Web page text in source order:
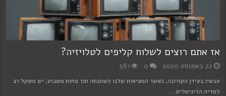
אז אתם רוצים לשלוח קליפים לטלויזיה?
22 באוגוסט 2020 0
561
עכשיו בעידן הקורונה, כאשר המציאות שלנו השתנתה תוך פחות משבוע, יש משקל רב
למדיה הדיגיטלית. …